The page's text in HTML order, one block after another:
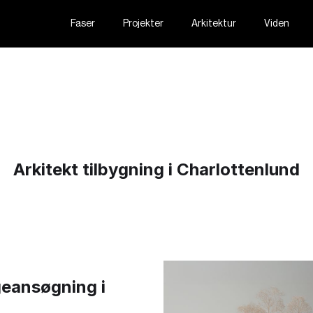
Faser Projekter Arkitektur Viden
Arkitekt tilbygning i Charlottenlund
i